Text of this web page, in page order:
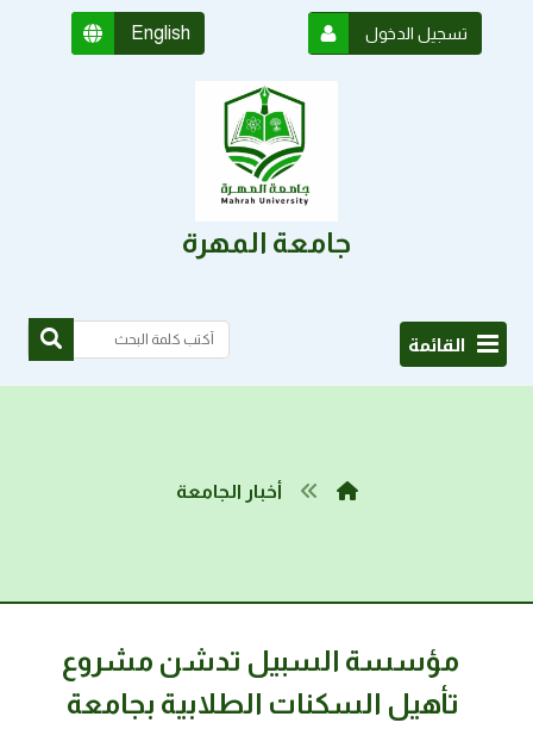
English تسجيل الدخول
جامعة المهرة
القائمة
أخبار الجامعة
مؤسسة السبيل تدشن مشروع
تأهيل السكنات الطلابية بجامعة